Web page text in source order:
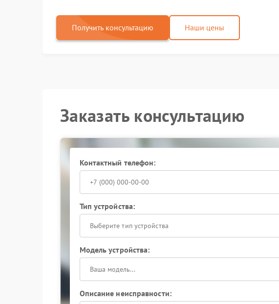
Получить консультацию Наши цены
Заказать консультацию
Контактный телефон:
Тип устройства:
Выберите тип устройства
Модель устройства:
Описание неисправности: